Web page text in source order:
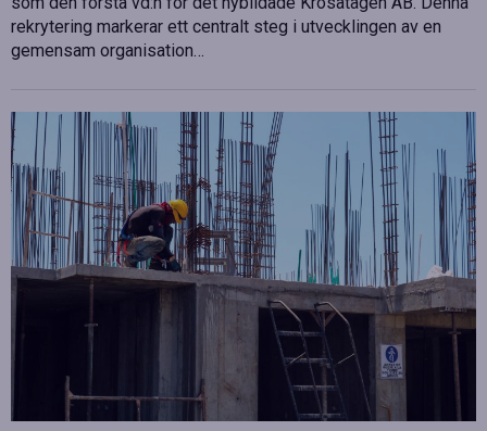
rekrytering markerar ett centralt steg i utvecklingen av en
gemensam organisation…